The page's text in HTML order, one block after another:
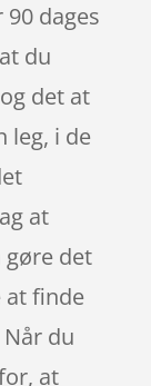
dages
du
det at
leg, i de
at
gøre det
at finde
du
at